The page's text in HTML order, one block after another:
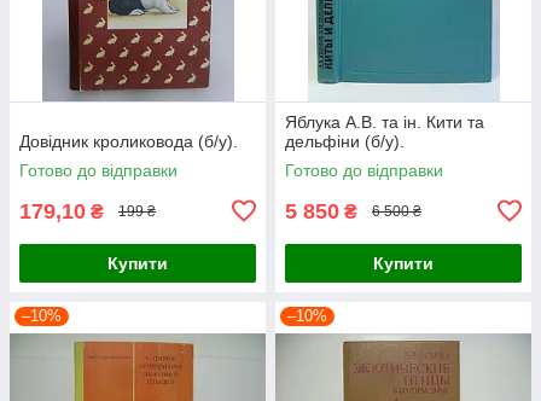
Довідник кроликовода (б/у).
Готово до відправки
179,10 ₴ 199 ₴
Купити
Яблука А.В. та ін. Кити та
дельфіни (б/у).
Готово до відправки
5 850 ₴ 6 500 ₴
Купити
–10% –10%